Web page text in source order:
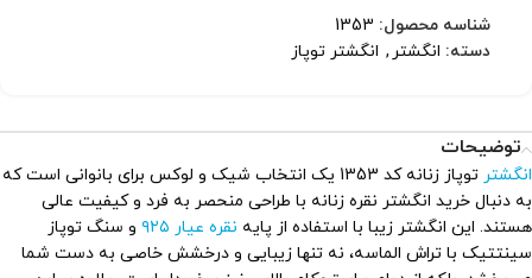
شناسه محصول: 1353
دسته: انگشتر , انگشتر توپاز
توضیحات
انگشتر
توپاز زنانه کد 1353 یک انتخاب شیک و لوکس برای بانوانی است که
به دنبال خرید انگشتر نقره زنانه با طراحی منحصر به فرد و کیفیت عالی
هستند. این انگشتر زیبا با استفاده از پایه نقره عیار ۹۲۵
و سنگ توپاز
سینتتیک با تراش الماسه، نه تنها زیبایی و درخشش خاصی به دست شما